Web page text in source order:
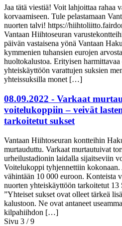
Jaa tätä viestiä! Voit lahjoittaa rahaa
korvaamiseen. Tule pelastamaan
nuorten talvi! https://
Vantaan Hiihtoseuran
päivän vastaisena yönä Vantaan
kymmenien tuhansien eurojen
huoltokalustoa. Erityisen
yhteiskäyttöön varattujen suksien
yhteissuksilla monet […]
08.09.2022 - Varkaat
voitelukoppiin – veivät
tarkoitetut sukset
Vantaan Hiihtoseuran kontteihin
murtauduttu. Varkaat murtautuivat
urheilustadionin laidalla sijaitseviin
Voitelukoppi tyhjennettiin
vähintään 10 000 euroon. Konteista
nuorten yhteiskäyttöön tarkoitetut 13
”Yhteiset sukset ovat olleet tärkeä
kalustoon. Ne ovat antaneet
kilpahiihdon […]
Sivu 3 / 9